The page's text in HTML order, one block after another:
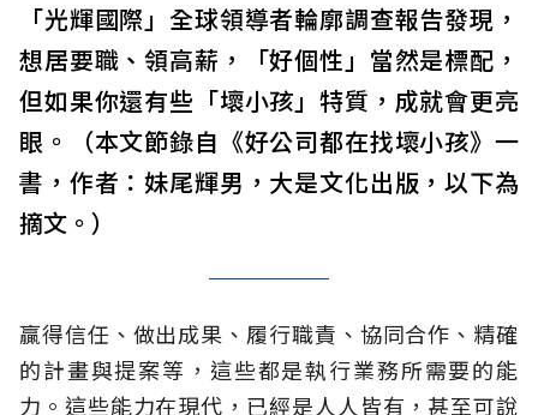
「光輝國際」全球領導者輪廓調查報告發現，
想居要職、領高薪，「好個性」當然是標配，
但如果你還有些「壞小孩」特質，成就會更亮
眼。（本文節錄自《好公司都在找壞小孩》一
書，作者：妹尾輝男，大是文化出版，以下為
摘文。）
贏得信任、做出成果、履行職責、協同合作、精確
的計畫與提案等，這些都是執行業務所需要的能
力。這些能力在現代，已經是人人皆有，甚至可說